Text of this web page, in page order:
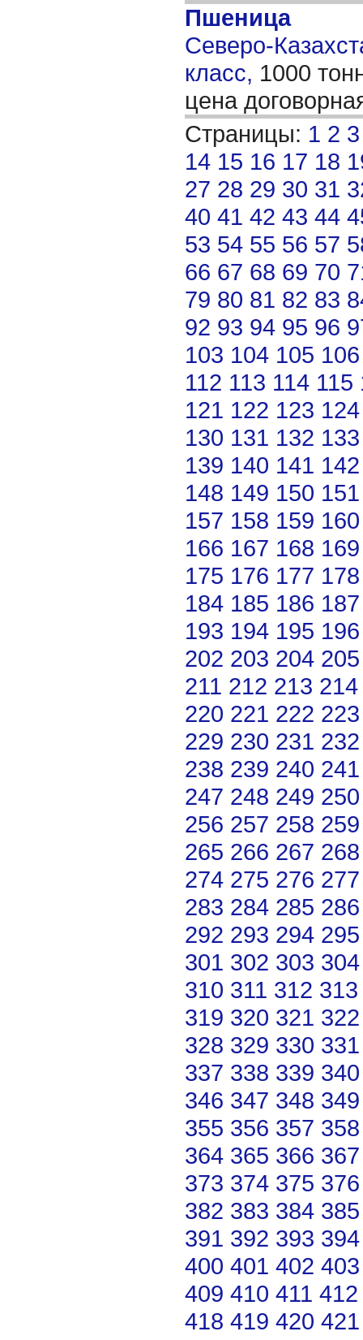
Пшеница
Северо-
класс, 1000
цена
Страницы: 1 2 3
14 15 16 17 18
27 28 29 30 31
40 41 42 43 44
53 54 55 56 57
66 67 68 69 70
79 80 81 82 83
92 93 94 95 96
103 104 105 106
112 113 114 115
121 122 123 124
130 131 132 133
139 140 141 142
148 149 150 151
157 158 159 160
166 167 168 169
175 176 177 178
184 185 186 187
193 194 195 196
202 203 204 205
211 212 213 214
220 221 222 223
229 230 231 232
238 239 240 241
247 248 249 250
256 257 258 259
265 266 267 268
274 275 276 277
283 284 285 286
292 293 294 295
301 302 303 304
310 311 312 313
319 320 321 322
328 329 330 331
337 338 339 340
346 347 348 349
355 356 357 358
364 365 366 367
373 374 375 376
382 383 384 385
391 392 393 394
400 401 402 403
409 410 411 412
418 419 420 421